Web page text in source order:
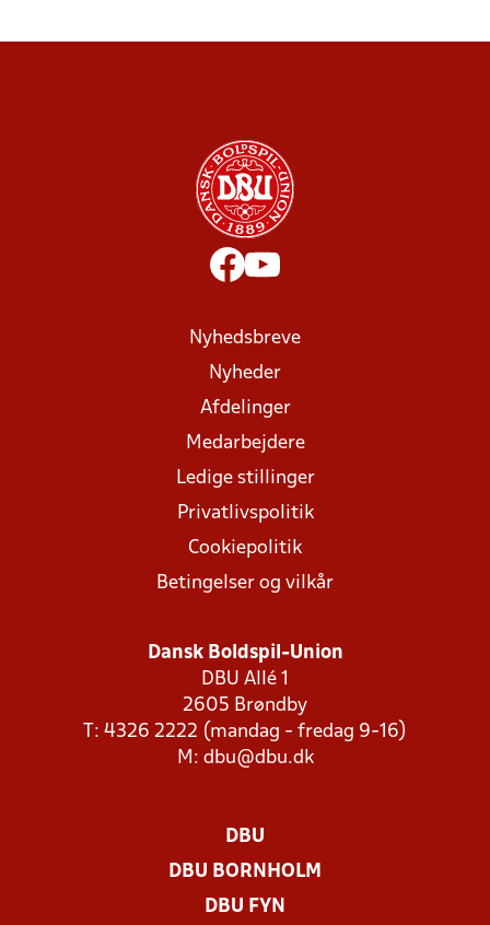
Nyhedsbreve
Nyheder
Afdelinger
Medarbejdere
Ledige stillinger
Privatlivspolitik
Cookiepolitik
Betingelser og vilkår
Dansk Boldspil-Union
DBU Allé 1
2605 Brøndby
T: 4326 2222 (mandag - fredag 9-16)
M: dbu@dbu.dk
DBU
DBU BORNHOLM
DBU FYN